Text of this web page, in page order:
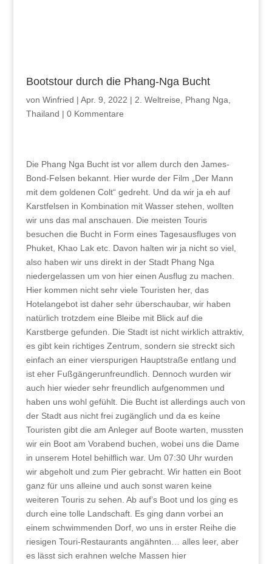
Bootstour durch die Phang-Nga Bucht
von Winfried | Apr. 9, 2022 | 2. Weltreise Phang Nga
Thailand | 0 Kommentare
Die Phang Nga Bucht ist vor allem durch den James-
Bond-Felsen bekannt. Hier wurde der Film „Der Mann
mit dem goldenen Colt“ gedreht. Und da wir ja eh auf
Karstfelsen in Kombination mit Wasser stehen, wollten
wir uns das mal anschauen. Die meisten Touris
besuchen die Bucht in Form eines Tagesausfluges von
Phuket, Khao Lak etc. Davon halten wir ja nicht so viel,
also haben wir uns direkt in der Stadt Phang Nga
niedergelassen um von hier einen Ausflug zu machen.
Hier kommen nicht sehr viele Touristen her, das
Hotelangebot ist daher sehr überschaubar, wir haben
natürlich trotzdem eine Bleibe mit Blick auf die
Karstberge gefunden. Die Stadt ist nicht wirklich attraktiv,
es gibt kein richtiges Zentrum, sondern sie streckt sich
einfach an einer vierspurigen Hauptstraße entlang und
ist eher Fußgängerunfreundlich. Dennoch wurden wir
auch hier wieder sehr freundlich aufgenommen und
haben uns wohl gefühlt. Die Bucht ist allerdings auch von
der Stadt aus nicht frei zugänglich und da es keine
Touristen gibt die am Anleger auf Boote warten, mussten
wir ein Boot am Vorabend buchen, wobei uns die Dame
in unserem Hotel behilflich war. Um 07:30 Uhr wurden
wir abgeholt und zum Pier gebracht. Wir hatten ein Boot
ganz für uns alleine und auch sonst waren keine
weiteren Touris zu sehen. Ab auf’s Boot und los ging es
durch eine tolle Landschaft. Es ging dann vorbei an
einem schwimmenden Dorf, wo uns in erster Reihe die
riesigen Touri-Restaurants angähnten… alles leer, aber
es lässt sich erahnen welche Massen hier